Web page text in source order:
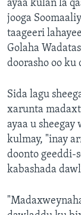
ayaa kulan la
jooga
taageeri
Golaha
doorasho oo ku
Sida lagu
xarunta
ayaa u
kulmay, "inay
doonto geeddi-
kabashada